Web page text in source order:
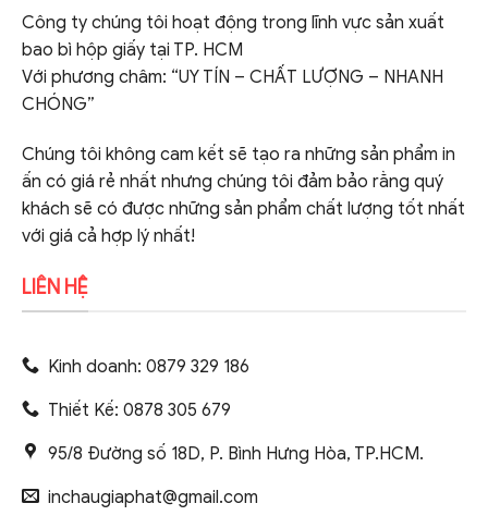
Công ty chúng tôi hoạt động trong lĩnh vực sản xuất
bao bì hộp giấy tại TP. HCM
Với phương châm: “UY TÍN – CHẤT LƯỢNG – NHANH
CHÓNG”
Chúng tôi không cam kết sẽ tạo ra những sản phẩm in
ấn có giá rẻ nhất nhưng chúng tôi đảm bảo rằng quý
khách sẽ có được những sản phẩm chất lượng tốt nhất
với giá cả hợp lý nhất!
LIÊN HỆ
Kinh doanh: 0879 329 186
Thiết Kế: 0878 305 679
95/8 Đường số 18D, P. Bình Hưng Hòa, TP.HCM.
inchaugiaphat@gmail.com